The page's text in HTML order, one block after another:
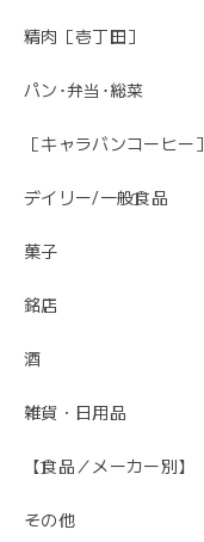
精肉［壱丁田］
パン･弁当･総菜
［キャラバンコーヒー］
デイリー/一般食品
菓子
銘店
酒
雑貨・日用品
【食品／メーカー別】
その他